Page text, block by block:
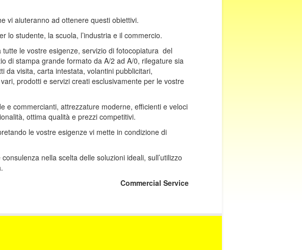
vi aiuteranno ad ottenere questi obiettivi.
lo studente, la scuola, l’industria e il commercio.
le vostre esigenze, servizio di fotocopiatura del
di stampa grande formato da A/2 ad A/0, rilegature sia
da visita, carta intestata, volantini pubblicitari,
prodotti e servizi creati esclusivamente per le vostre
e commercianti, attrezzature moderne, efficienti e veloci
ottima qualità e prezzi competitivi.
le vostre esigenze vi mette in condizione di
nella scelta delle soluzioni ideali, sull’utilizzo
azienda.
Commercial Service